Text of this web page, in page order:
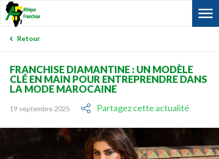
Retour
FRANCHISE DIAMANTINE : UN MODÈLE
CLÉ EN MAIN POUR ENTREPRENDRE DANS
LA MODE MAROCAINE
19 septembre 2025 Partagez cette actualité